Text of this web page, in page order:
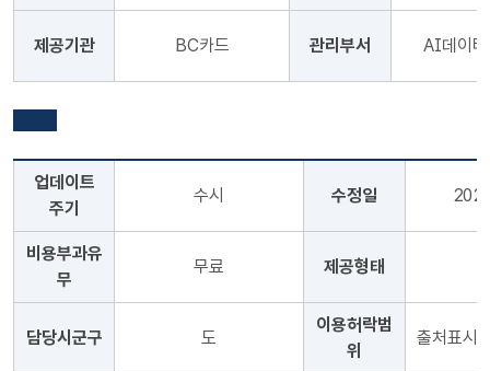
제공기관 BC카드 관리부서 AI데이
업데이트
주기
수시 수정일
비용부과유
무
무료 제공형태
담당시군구 도
이용허락범
위
출처표시